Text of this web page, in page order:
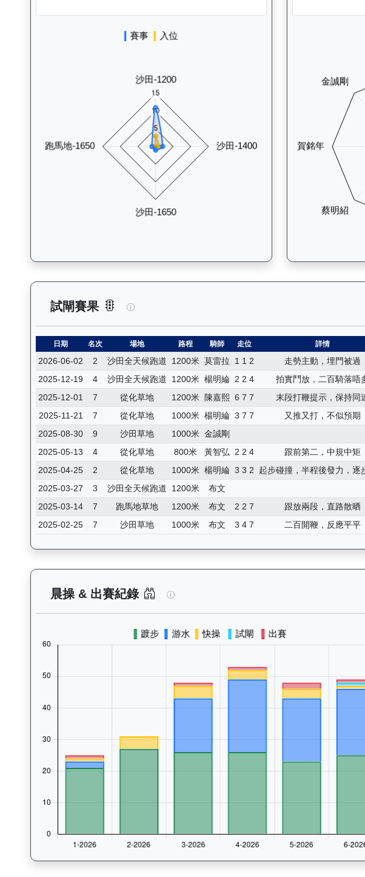
試閘賽果 後無來者（K049）— 試閘賽果紀錄：查
日期 名次 場地 路程 騎師 走位 詳情
2026-06-02 2 沙田全天候跑道 1200米 莫雷拉 1 1 2
走勢主動，埋門被過
2025-12-19
4 沙田全天候跑道 1200米 楊明綸 2 2 4
拍實鬥放，二百騎落唔
2025-12-01
7 從化草地 1200米 陳嘉熙 6 7 7
末段打鞭提示，保持同
2025-11-21
7 從化草地 1000米 楊明綸 3 7 7
又推又打，不似預期
2025-08-30
9 沙田草地 1000米 金誠剛
2025-05-13
4 從化草地 800米 黃智弘 2 2 4
跟前第二，中規中矩
2025-04-25
2 從化草地 1000米 楊明綸 3 3 2
起步碰撞，半程後發力，逐
2025-03-27
3 沙田全天候跑道 1200米
布文
2025-03-14
7 跑馬地草地 1200米 布文 2 2 7
跟放兩段，直路散晒
2025-02-25
7 沙田草地 1000米 布文 3 4 7 二百開鞭，反應平平
晨操 & 出賽紀錄 後無來者（K049）— 晨操及出賽